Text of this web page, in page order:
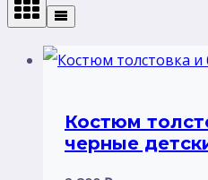
Костюм
черные